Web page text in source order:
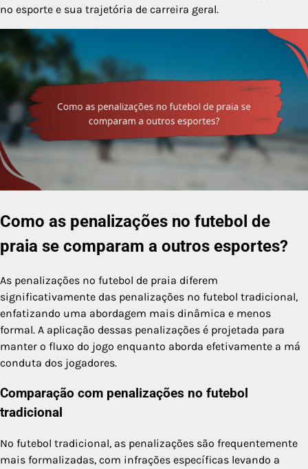
no esporte e sua trajetória de carreira geral.
Como as penalizações no futebol de
praia se comparam a outros esportes?
As penalizações no futebol de praia diferem
significativamente das penalizações no futebol tradicional,
enfatizando uma abordagem mais dinâmica e menos
formal. A aplicação dessas penalizações é projetada para
manter o fluxo do jogo enquanto aborda efetivamente a má
conduta dos jogadores.
Comparação com penalizações no futebol
tradicional
No futebol tradicional, as penalizações são frequentemente
mais formalizadas, com infrações específicas levando a